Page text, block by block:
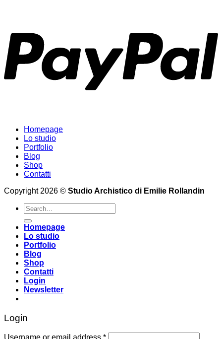
Homepage
Lo studio
Portfolio
Blog
Shop
Contatti
Copyright 2026 © Studio Archistico di Emilie Rollandin
Search
for:
Homepage
Lo studio
Portfolio
Blog
Shop
Contatti
Login
Newsletter
Login